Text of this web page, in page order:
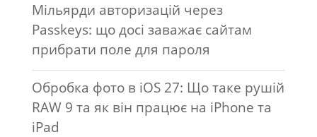
Мільярди авторизацій через
Passkeys: що досі заважає сайтам
прибрати поле для пароля
Обробка фото в iOS 27: Що таке рушій
RAW 9 та як він працює на iPhone та
iPad